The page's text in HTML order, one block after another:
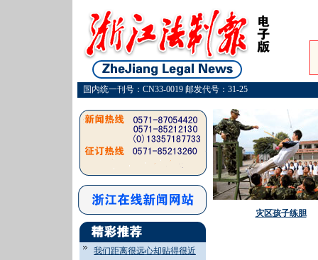
国内统一刊号：CN33-0019 邮发代号：31-25
我们距离很远心却贴得很近
灾区孩子练胆